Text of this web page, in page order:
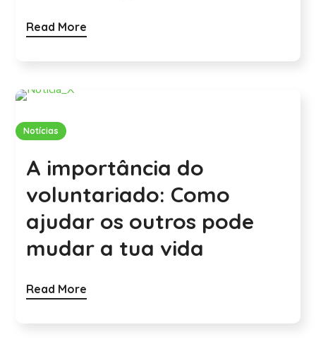
Read More
Notícias
A importância do
voluntariado: Como
ajudar os outros pode
mudar a tua vida
Read More